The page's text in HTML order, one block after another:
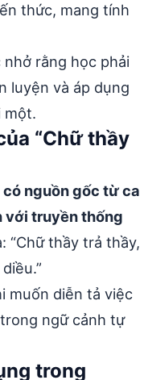
thức, mang tính
rằng học phải
luyện và áp dụng
một.
“Chữ thầy
nguồn gốc từ ca
với truyền thống
“Chữ thầy trả thầy,
muốn diễn tả việc
ngữ cảnh tự
trong